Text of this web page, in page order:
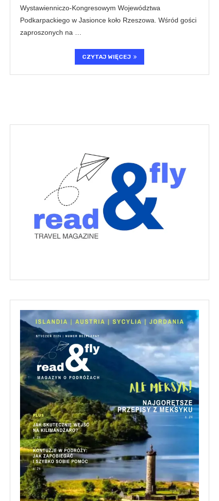
Wystawienniczo-Kongresowym Województwa
Podkarpackiego w Jasionce koło Rzeszowa. Wśród gości
zaproszonych na …
CZYTAJ WIĘCEJ